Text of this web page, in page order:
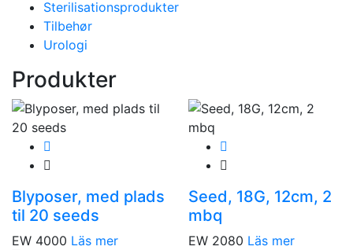
Produkter
Blyposer, med plads
til 20 seeds
EW 4000 Läs mer
Seed, 18G, 12cm, 2
mbq
EW 2080 Läs mer
Sterilisationsprodukter
Tilbehør
Urologi